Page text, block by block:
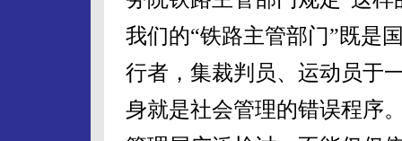
我们的“铁路主管部门”既是
行者，集裁判员、运动员于
身就是社会管理的错误程序